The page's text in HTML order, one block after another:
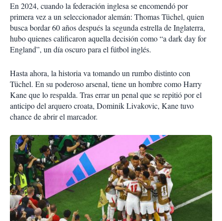
En 2024, cuando la federación inglesa se encomendó por
primera vez a un seleccionador alemán: Thomas Tüchel, quien
busca bordar 60 años después la segunda estrella de Inglaterra,
hubo quienes calificaron aquella decisión como “a dark day for
England”, un día oscuro para el fútbol inglés.
Hasta ahora, la historia va tomando un rumbo distinto con
Tüchel. En su poderoso arsenal, tiene un hombre como Harry
Kane que lo respalda. Tras errar un penal que se repitió por el
anticipo del arquero croata, Dominik Livakovic, Kane tuvo
chance de abrir el marcador.